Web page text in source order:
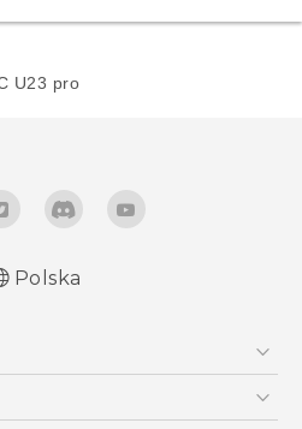
U23 pro‎
i regulacje prawne
Polska